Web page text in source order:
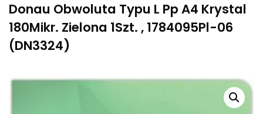
Donau Obwoluta Typu L Pp A4 Krystal
180Mikr. Zielona 1Szt. , 1784095Pl-06
(DN3324)